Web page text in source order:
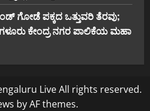
ಗೋಡೆ ಪಕ್ಕದ ಒತ್ತುವರಿ ತೆರವು;
ಕೇಂದ್ರ ನಗರ ಪಾಲಿಕೆಯ ಮಹಾ
Live All rights reserved.
by AF themes.